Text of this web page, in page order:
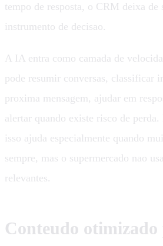
tempo de resposta, o CRM deixa de
instrumento de decisao.
A IA entra como camada de
pode resumir conversas, classificar
proxima mensagem, ajudar em
alertar quando existe risco de perda.
isso ajuda especialmente quando
sempre, mas o supermercado nao
relevantes.
Conteudo otimizado